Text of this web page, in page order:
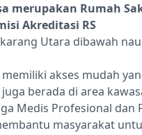
merupakan Rumah
Akreditasi RS
Utara dibawah
memiliki akses mudah
juga berada di area
Medis Profesional dan
masyarakat